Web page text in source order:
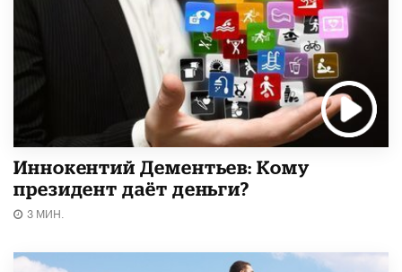
Иннокентий Дементьев: Кому
президент даёт деньги?
3 МИН.